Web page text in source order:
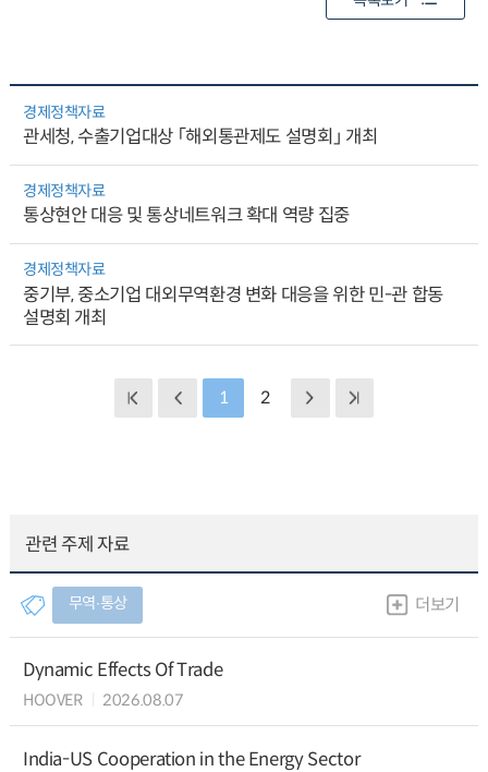
경제정책자료
관세청, 수출기업대상 「해외통관제도 설명회」 개최
경제정책자료
통상현안 대응 및 통상네트워크 확대 역량 집중
경제정책자료
중기부, 중소기업 대외무역환경 변화 대응을 위한 민-관 합동
설명회 개최
1 2
관련 주제 자료
무역∙통상 더보기
Dynamic Effects Of Trade
HOOVER 2026.08.07
India-US Cooperation in the Energy Sector